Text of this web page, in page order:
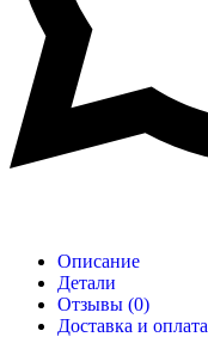
Описание
Детали
Отзывы (0)
Доставка и оплата